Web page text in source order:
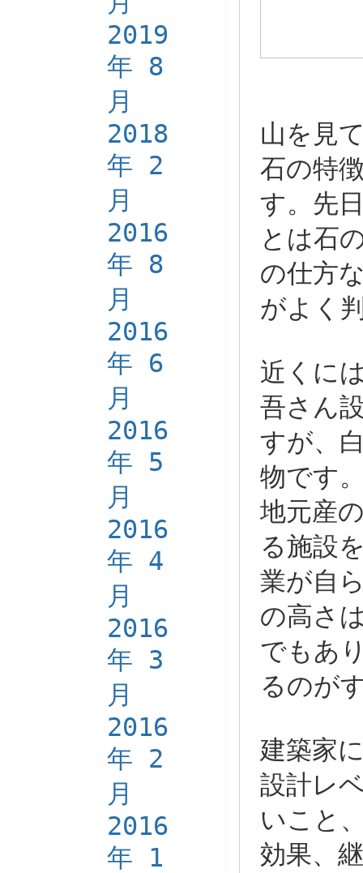
2019
年 8
月
2018
年 2
月
2016
年 8
月
2016
年 6
月
2016
年 5
月
2016
年 4
月
2016
年 3
月
2016
年 2
月
2016
年 1
山を見
石の特
す。先
とは石
の仕方
がよく
近くに
吾さん
すが、
物です
地元産
る施設
業が自
の高さ
でもあ
るのが
建築家
設計レ
いこと
効果、